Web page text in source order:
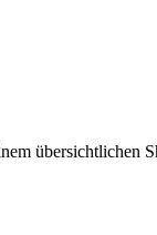
übersichtlichen